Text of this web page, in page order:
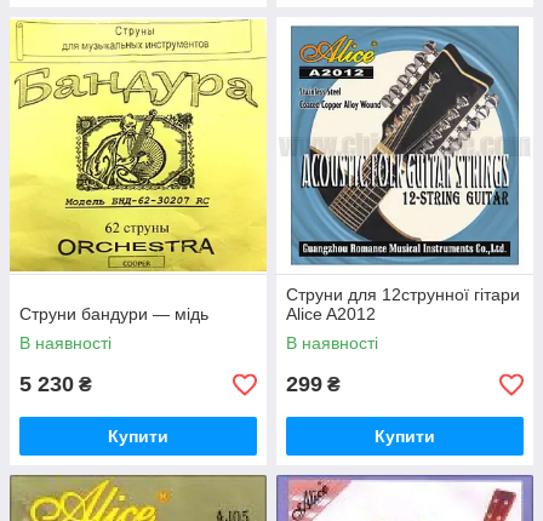
Струни бандури — мідь
В наявності
5 230 ₴
Купити
Струни для 12струнної гітари
Alice A2012
В наявності
299 ₴
Купити